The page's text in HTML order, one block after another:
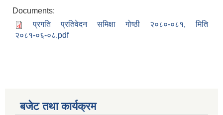
Documents:
प्रगति प्रतिवेदन समिक्षा गोष्ठी २०८०-०८१, मिति
२०८१-०६-०८.pdf
बजेट तथा कार्यक्रम